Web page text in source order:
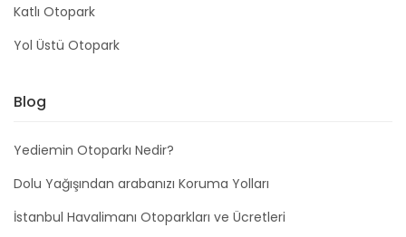
Katlı Otopark
Yol Üstü Otopark
Blog
Yediemin Otoparkı Nedir?
Dolu Yağışından arabanızı Koruma Yolları
İstanbul Havalimanı Otoparkları ve Ücretleri